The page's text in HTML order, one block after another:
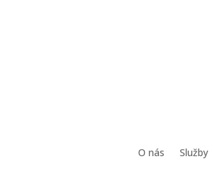
O nás Služby